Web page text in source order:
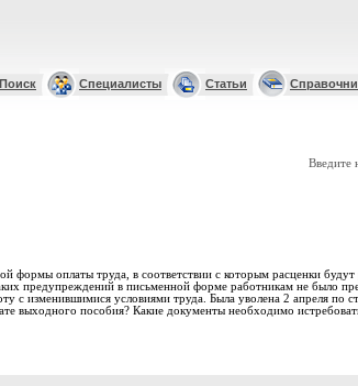
Поиск Специалисты Статьи
Введите
формы оплаты труда, в соответствии с которым расценки
предупреждений в письменной форме работникам не было
с изменившимися условиями труда. Была уволена 2 апреля по
выходного пособия? Какие документы необходимо